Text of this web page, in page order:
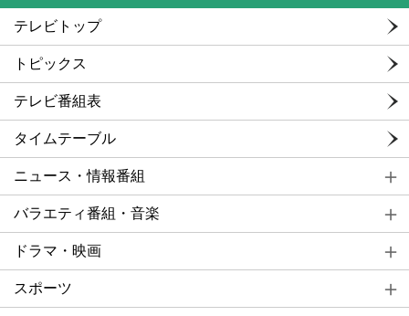
テレビトップ
トピックス
テレビ番組表
タイムテーブル
ニュース・情報番組
バラエティ番組・音楽
ドラマ・映画
スポーツ